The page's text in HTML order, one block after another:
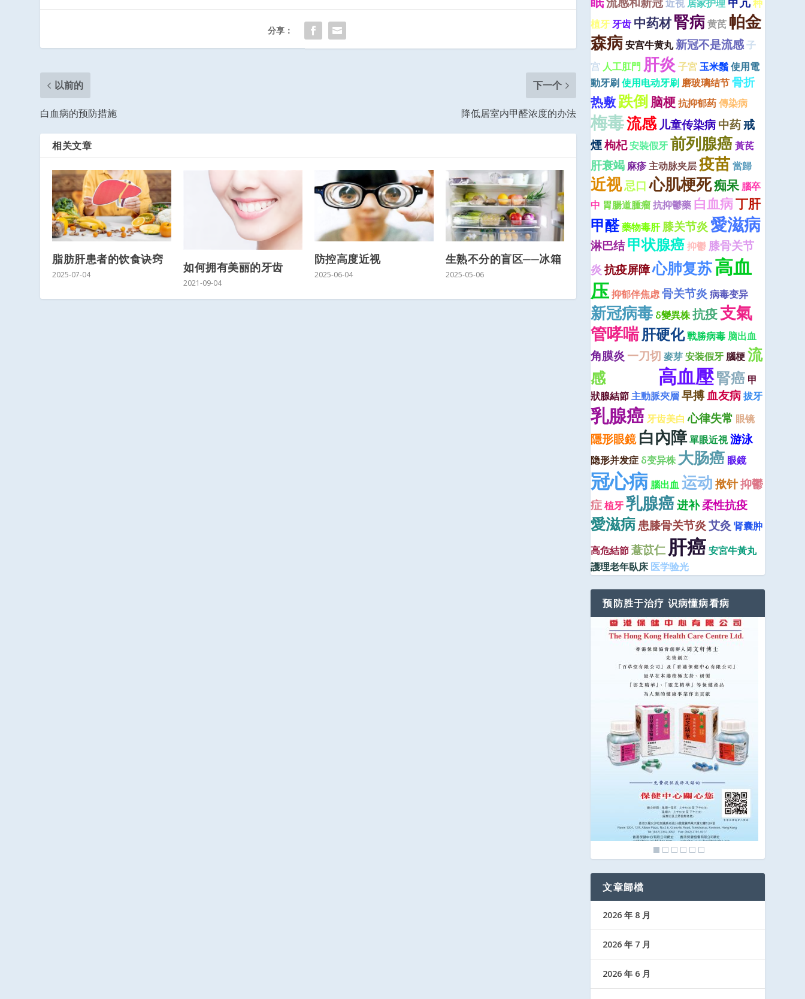
分享：
以前的
白血病的预防措施
下一个
降低居室内甲醛浓度的办法
相关文章
脂肪肝患者的饮食诀窍
2025-07-04
如何拥有美丽的牙齿
2021-09-04
防控高度近视
2025-06-04
生熟不分的盲区──冰箱
2025-05-06
近視 居家护理
种
植牙牙齿 中药材腎病黄芪 帕金
森病安宫牛黄丸新冠不是流感子
宫 人工肛門 肝炎 子宮玉米鬚使用電
動牙刷使用电动牙刷 磨玻璃结节骨折
热敷跌倒脑梗抗抑郁药傳染病
梅毒流感儿童传染病中药戒
煙枸杞安裝假牙前列腺癌黃芪
肝衰竭 麻疹主动脉夹层疫苗當歸
近视忌口 心肌梗死痴呆 腦卒
中 胃腸道腫瘤抗抑鬱藥 白血病丁肝
甲醛藥物毒肝膝关节炎愛滋病
淋巴结甲状腺癌抑鬱膝骨关节
炎抗疫屏障心肺复苏高血
压抑郁伴焦虑骨关节炎病毒变异
新冠病毒 δ變異株抗疫支氣
管哮喘肝硬化戰勝病毒 脑出血
角膜炎一刀切 麥芽安装假牙 腦梗流
感
高血壓腎癌 甲
狀腺結節主動脈夾層早搏血友病拔牙
乳腺癌牙齿美白 心律失常 眼镜
隱形眼鏡 白內障單眼近視游泳
隐形并发症 δ变异株大肠癌 眼鏡
冠心病 腦出血运动 揿针抑鬱
症植牙乳腺癌进补柔性抗疫
愛滋病患膝骨关节炎艾灸 肾囊肿
高危結節薏苡仁 肝癌安宮牛黃丸
護理老年臥床 医学验光
预防胜于治疗 识病懂病看病
文章歸檔
2026 年 8 月
2026 年 7 月
2026 年 6 月